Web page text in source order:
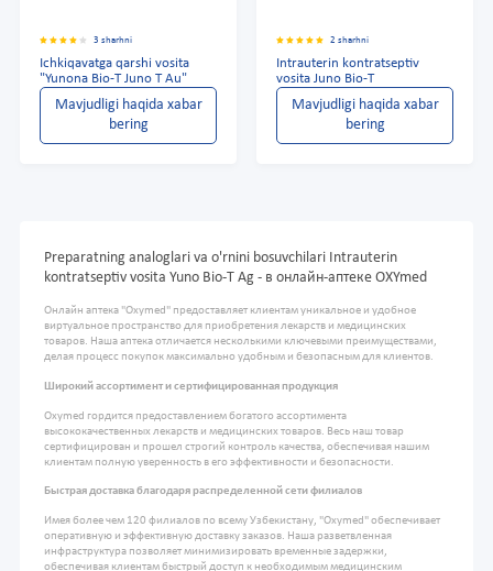
3 sharhni
Ichkiqavatga qarshi vosita
"Yunona Bio-T Juno T Au"
Mavjudligi haqida xabar
bering
2 sharhni
Intrauterin kontratseptiv
vosita Juno Bio-T
Mavjudligi haqida xabar
bering
Preparatning analoglari va o'rnini bosuvchilari Intrauterin
kontratseptiv vosita Yuno Bio-T Ag - в онлайн-аптеке OXYmed
Онлайн аптека "Oxymed" предоставляет клиентам уникальное и удобное
виртуальное пространство для приобретения лекарств и медицинских
товаров. Наша аптека отличается несколькими ключевыми преимуществами,
делая процесс покупок максимально удобным и безопасным для клиентов.
Широкий ассортимент и сертифицированная продукция
Oxymed гордится предоставлением богатого ассортимента
высококачественных лекарств и медицинских товаров. Весь наш товар
сертифицирован и прошел строгий контроль качества, обеспечивая нашим
клиентам полную уверенность в его эффективности и безопасности.
Быстрая доставка благодаря распределенной сети филиалов
Имея более чем 120 филиалов по всему Узбекистану, "Oxymed" обеспечивает
оперативную и эффективную доставку заказов. Наша разветвленная
инфраструктура позволяет минимизировать временные задержки,
обеспечивая клиентам быстрый доступ к необходимым медицинским